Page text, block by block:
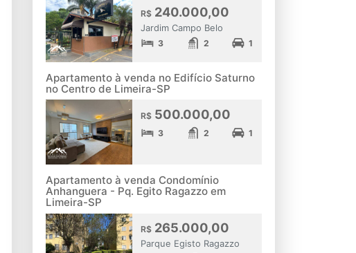
R$240.000,00
Jardim Campo Belo
3 2 1
Apartamento à venda no Edifício Saturno
no Centro de Limeira-SP
R$500.000,00
3 2 1
Apartamento à venda Condomínio
Anhanguera - Pq. Egito Ragazzo em
Limeira-SP
R$265.000,00
Parque Egisto Ragazzo